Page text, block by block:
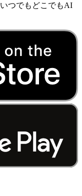
つでもどこでもAI